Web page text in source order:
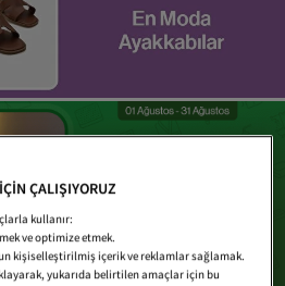
ÇALIŞIYORUZ
kullanır:
ve optimize etmek.
kişiselleştirilmiş içerik ve reklamlar sağlamak.
yukarıda belirtilen amaçlar için bu